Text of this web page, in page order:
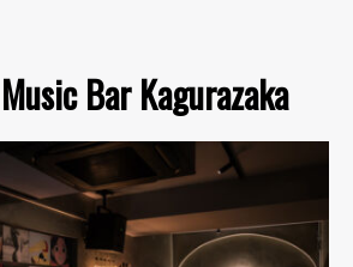
Bar Kagurazaka